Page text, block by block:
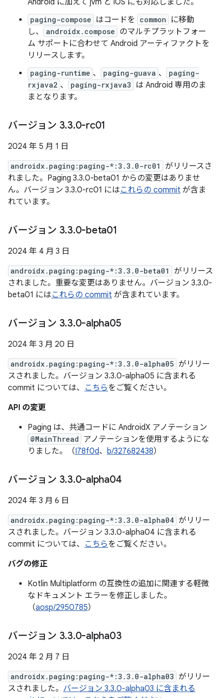
Android に加えて jvm と iOS にも対応しました。
paging-compose はコードを common
に移動
し、
androidx.compose のマルチプラットフォー
ム サポートに合わせて Android アーティファクトを
リリースします。
paging-runtime 、 paging-guava 、
paging-
rxjava2 、 paging-rxjava3 は Android 専用のま
まとなります。
バージョン 3.3.0-rc01
2024 年 5 月 1 日
androidx.paging:paging-*:3.3.0-rc01
がリリースさ
れました。Paging 3.3.0-beta01 からの変更はありませ
ん。バージョン 3.3.0-rc01 にはこれらの commit が含ま
れています。
バージョン 3.3.0-beta01
2024 年 4 月 3 日
androidx.paging:paging-*:3.3.0-beta01
がリリース
されました。重要な変更はありません。バージョン 3.3.0-
beta01 にはこれらの commit が含まれています。
バージョン 3.3.0-alpha05
2024 年 3 月 20 日
androidx.paging:paging-*:3.3.0-alpha05 がリリー
スされました。バージョン 3.3.0-alpha05 に含まれる
commit については、 こちらをご覧ください。
API の変更
Paging は、共通コードに AndroidX アノテーション
@MainThread アノテーションを使用するようにな
りました。（I78f0d、 b/327682438）
バージョン 3.3.0-alpha04
2024 年 3 月 6 日
androidx.paging:paging-*:3.3.0-alpha04 がリリー
スされました。バージョン 3.3.0-alpha04 に含まれる
commit については、 こちらをご覧ください。
バグの修正
Kotlin Multiplatform の互換性の追加に関連する軽微
なドキュメント エラーを修正しました。
（aosp/2950785）
バージョン 3.3.0-alpha03
2024 年 2 月 7 日
androidx.paging:paging-*:3.3.0-alpha03 がリリー
スされました。 バージョン 3.3.0-alpha03 に含まれる